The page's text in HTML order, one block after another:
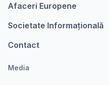
Afaceri Europene
Societate Informațională
Contact
Media